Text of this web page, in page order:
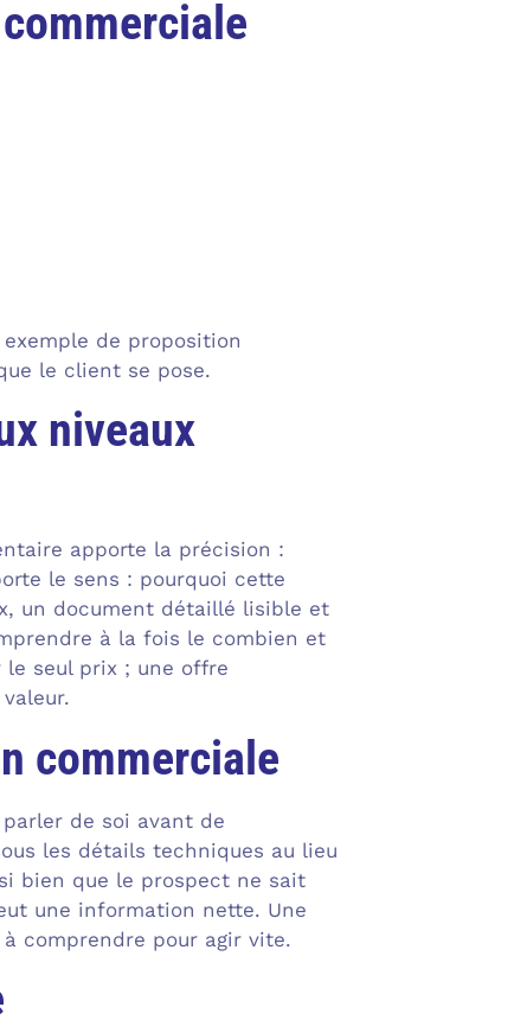
de proposition
le client se pose.
niveaux
apporte la précision :
le sens : pourquoi cette
un document détaillé lisible et
à la fois le combien et
seul prix ; une offre
commerciale
de soi avant de
les détails techniques au lieu
bien que le prospect ne sait
une information nette. Une
comprendre pour agir vite.